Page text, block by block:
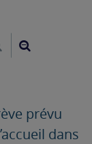
mail le
Agrandir le
prévu
dans